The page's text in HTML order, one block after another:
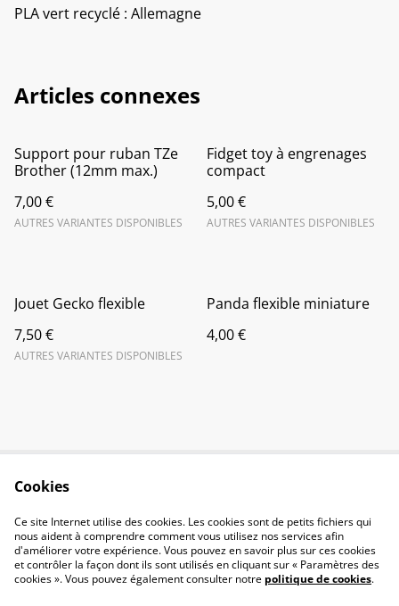
PLA vert recyclé : Allemagne
Articles connexes
Support pour ruban TZe
Brother (12mm max.)
7,00 €
AUTRES VARIANTES DISPONIBLES
Fidget toy à engrenages
compact
5,00 €
AUTRES VARIANTES DISPONIBLES
Jouet Gecko flexible
7,50 €
AUTRES VARIANTES DISPONIBLES
Panda flexible miniature
4,00 €
Politique de
confidentialité
Politique de cookies
Cookies
Ce site Internet utilise des cookies. Les cookies sont de petits fichiers qui
nous aident à comprendre comment vous utilisez nos services afin
d'améliorer votre expérience. Vous pouvez en savoir plus sur ces cookies
et contrôler la façon dont ils sont utilisés en cliquant sur « Paramètres des
cookies ». Vous pouvez également consulter notre politique de cookies.